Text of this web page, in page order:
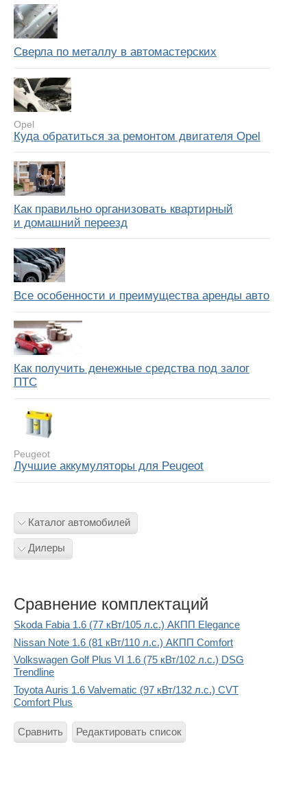
Сверла по металлу в автомастерских
Opel
Куда обратиться за ремонтом двигателя Opel
Как правильно организовать квартирный
и домашний переезд
Все особенности и преимущества аренды авто
Как получить денежные средства под залог
ПТС
Peugeot
Лучшие аккумуляторы для Peugeot
Каталог автомобилей
Дилеры
Сравнение комплектаций
Skoda Fabia 1.6 (77 кВт/105 л.с.) АКПП Elegance
Nissan Note 1.6 (81 кВт/110 л.с.) АКПП Comfort
Volkswagen Golf Plus VI 1.6 (75 кВт/102 л.с.) DSG
Trendline
Toyota Auris 1.6 Valvematic (97 кВт/132 л.с.) CVT
Comfort Plus
Сравнить Редактировать список